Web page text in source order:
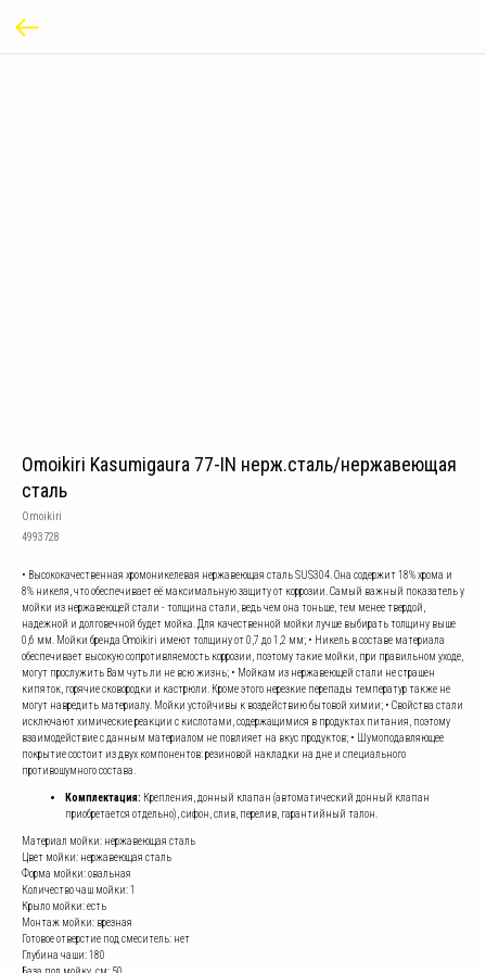
Omoikiri Kasumigaura 77-IN нерж.сталь/нержавеющая
сталь
Omoikiri
4993728
• Высококачественная хромоникелевая нержавеющая сталь SUS304. Она содержит 18% хрома и
8% никеля, что обеспечивает её максимальную защиту от коррозии. Самый важный показатель у
мойки из нержавеющей стали - толщина стали, ведь чем она тоньше, тем менее твердой,
надежной и долговечной будет мойка. Для качественной мойки лучше выбирать толщину выше
0,6 мм. Мойки бренда Omoikiri имеют толщину от 0,7 до 1,2 мм; • Никель в составе материала
обеспечивает высокую сопротивляемость коррозии, поэтому такие мойки, при правильном уходе,
могут прослужить Вам чуть ли не всю жизнь; • Мойкам из нержавеющей стали не страшен
кипяток, горячие сковородки и кастрюли. Кроме этого нерезкие перепады температур также не
могут навредить материалу. Мойки устойчивы к воздействию бытовой химии; • Свойства стали
исключают химические реакции с кислотами, содержащимися в продуктах питания, поэтому
взаимодействие с данным материалом не повлияет на вкус продуктов; • Шумоподавляющее
покрытие состоит из двух компонентов: резиновой накладки на дне и специального
противошумного состава.
Комплектация: Крепления, донный клапан (автоматический донный клапан
приобретается отдельно), сифон, слив, перелив, гарантийный талон.
Материал мойки: нержавеющая сталь
Цвет мойки: нержавеющая сталь
Форма мойки: овальная
Количество чаш мойки: 1
Крыло мойки: есть
Монтаж мойки: врезная
Готовое отверстие под смеситель: нет
Глубина чаши: 180